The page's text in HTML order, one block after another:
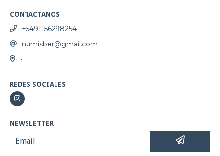
CONTACTANOS
+5491156298254
numisber@gmail.com
-
REDES SOCIALES
NEWSLETTER